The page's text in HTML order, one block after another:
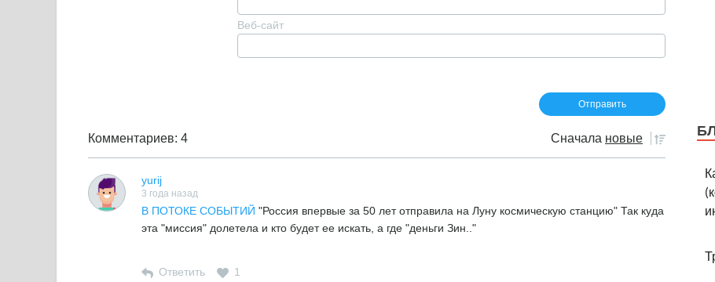
Веб-сайт
Комментариев: 4 Сначала новые
yurij
3 года назад
В ПОТОКЕ СОБЫТИЙ "Россия впервые за 50 лет отправила на Луну космическую станцию" Так куда
эта "миссия" долетела и кто будет ее искать, а где "деньги Зин.."
Ответить 1